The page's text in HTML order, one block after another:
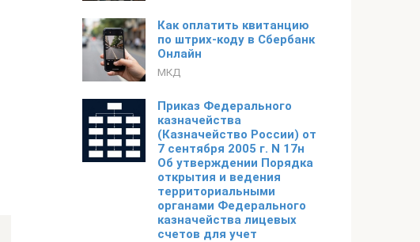
Как оплатить квитанцию
по штрих-коду в Сбербанк
Онлайн
МКД
Приказ Федерального
казначейства
(Казначейство России) от
7 сентября 2005 г. N 17н
Об утверждении Порядка
открытия и ведения
территориальными
органами Федерального
казначейства лицевых
счетов для учет